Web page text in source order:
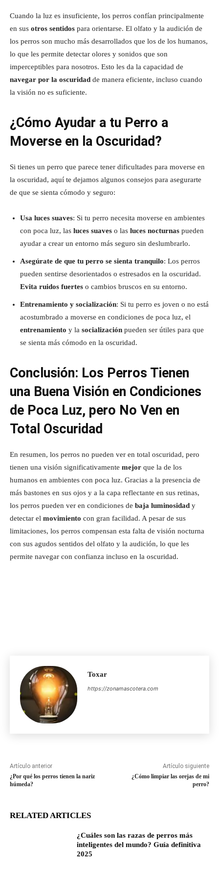
Cuando la luz es insuficiente, los perros confían principalmente
en sus otros sentidos para orientarse. El olfato y la audición de
los perros son mucho más desarrollados que los de los humanos,
lo que les permite detectar olores y sonidos que son
imperceptibles para nosotros. Esto les da la capacidad de
navegar por la oscuridad de manera eficiente, incluso cuando
la visión no es suficiente.
¿Cómo Ayudar a tu Perro a
Moverse en la Oscuridad?
Si tienes un perro que parece tener dificultades para moverse en
la oscuridad, aquí te dejamos algunos consejos para asegurarte
de que se sienta cómodo y seguro:
Usa luces suaves: Si tu perro necesita moverse en ambientes
con poca luz, las luces suaves o las luces nocturnas pueden
ayudar a crear un entorno más seguro sin deslumbrarlo.
Asegúrate de que tu perro se sienta tranquilo: Los perros
pueden sentirse desorientados o estresados en la oscuridad.
Evita ruidos fuertes o cambios bruscos en su entorno.
Entrenamiento y socialización: Si tu perro es joven o no está
acostumbrado a moverse en condiciones de poca luz, el
entrenamiento y la socialización pueden ser útiles para que
se sienta más cómodo en la oscuridad.
Conclusión: Los Perros Tienen
una Buena Visión en Condiciones
de Poca Luz, pero No Ven en
Total Oscuridad
En resumen, los perros no pueden ver en total oscuridad, pero
tienen una visión significativamente mejor que la de los
humanos en ambientes con poca luz. Gracias a la presencia de
más bastones en sus ojos y a la capa reflectante en sus retinas,
los perros pueden ver en condiciones de baja luminosidad y
detectar el movimiento con gran facilidad. A pesar de sus
limitaciones, los perros compensan esta falta de visión nocturna
con sus agudos sentidos del olfato y la audición, lo que les
permite navegar con confianza incluso en la oscuridad.
Toxar
https://zonamascotera.com
Artículo anterior
¿Por qué los perros tienen la nariz
húmeda?
Artículo siguiente
¿Cómo limpiar las orejas de mi
perro?
RELATED ARTICLES
¿Cuáles son las razas de perros más
inteligentes del mundo? Guía definitiva
2025